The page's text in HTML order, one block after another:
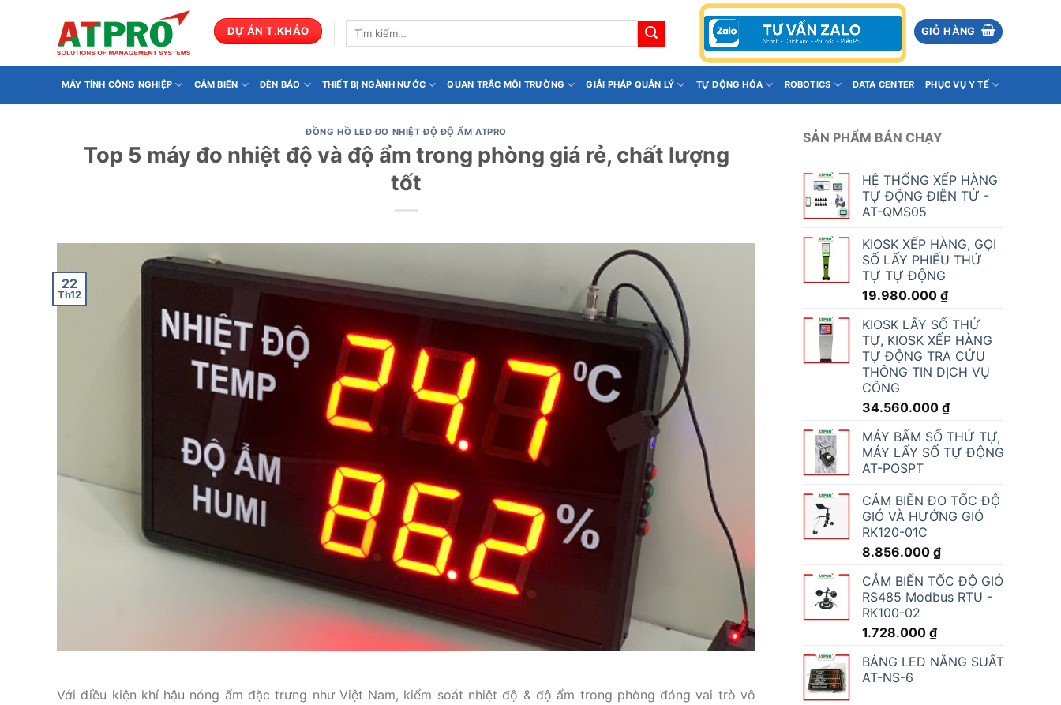
dung
DỰ ÁN T.KHẢO
Tìm
GIỎ HÀNG
MÁY TÍNH CÔNG NGHIỆP CẢM BIẾN ĐÈN BÁO THIẾT BỊ NGÀNH NƯỚC QUAN TRẮC MÔI TRƯỜNG GIẢI PHÁP QUẢN LÝ TỰ ĐỘNG HÓA ROBOTICS DATA CENTER PHỤC VỤ Y TẾ
ĐỒNG HỒ LED ĐO NHIỆT ĐỘ ĐỘ ẨM ATPRO
Top 5 máy đo nhiệt độ và độ ẩm trong phòng giá rẻ, chất lượng
tốt
22
Th12
Với điều kiện khí hậu nóng ẩm đặc trưng như Việt Nam, kiểm soát nhiệt độ & độ ẩm trong phòng đóng vai trò vô
SẢN PHẨM BÁN CHẠY
HỆ THỐNG XẾP HÀNG
TỰ ĐỘNG ĐIỆN TỬ -
AT-QMS05
KIOSK XẾP HÀNG, GỌI
SỐ LẤY PHIẾU THỨ
TỰ TỰ ĐỘNG
19.980.000 ₫
KIOSK LẤY SỐ THỨ
TỰ, KIOSK XẾP HÀNG
TỰ ĐỘNG TRA CỨU
THÔNG TIN DỊCH VỤ
CÔNG
34.560.000 ₫
MÁY BẤM SỐ THỨ TỰ,
MÁY LẤY SỐ TỰ ĐỘNG
AT-POSPT
CẢM BIẾN ĐO TỐC ĐỘ
GIÓ VÀ HƯỚNG GIÓ
RK120-01C
8.856.000 ₫
CẢM BIẾN TỐC ĐỘ GIÓ
RS485 Modbus RTU -
RK100-02
1.728.000 ₫
BẢNG LED NĂNG SUẤT
AT-NS-6